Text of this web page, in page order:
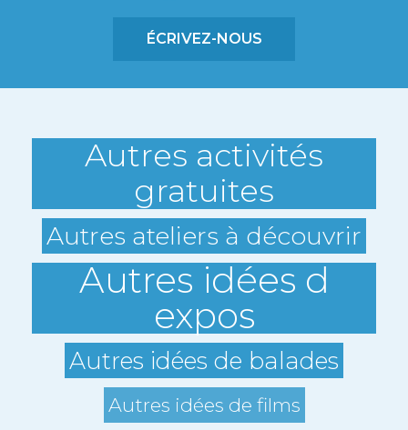
ÉCRIVEZ-NOUS
Autres activités
gratuites
Autres ateliers à découvrir
Autres idées d
expos
Autres idées de balades
Autres idées de films